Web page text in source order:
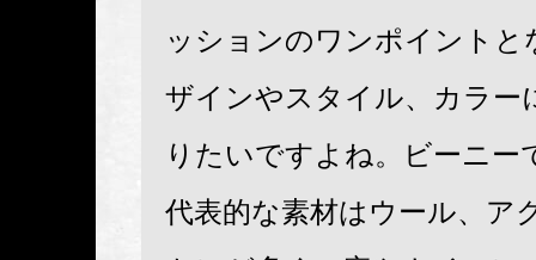
ッションのワンポイントと
ザインやスタイル、カラー
りたいですよね。ビーニー
代表的な素材はウール、ア